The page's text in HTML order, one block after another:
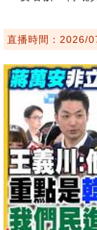
直播時間：2026/